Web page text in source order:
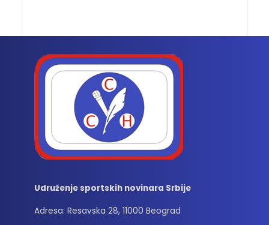
Udruženje sportskih novinara Srbije
Adresa: Resavska 28, 11000 Beograd